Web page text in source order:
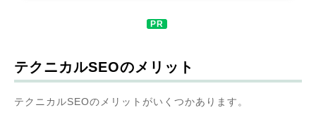
テクニカルSEOのメリット
テクニカルSEOのメリットがいくつかあります。